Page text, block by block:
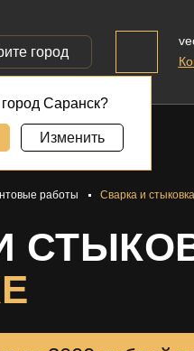
город
Саранск?
Изменить
работы Сварка и